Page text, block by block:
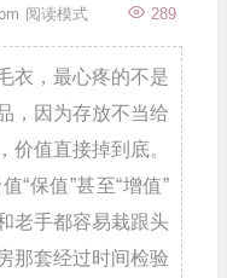
289
阅读模式
衣，最心疼的不是
，因为存放不当给
值直接掉到底。
“保值”甚至“增值”
老手都容易栽跟头
那套经过时间检验